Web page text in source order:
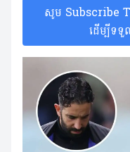
សូម Subscribe
ដើម្បីទ